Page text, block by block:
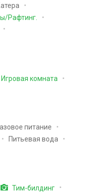
Рафтинг.
Игровая комната
питание
Питьевая вода
Тим-билдинг